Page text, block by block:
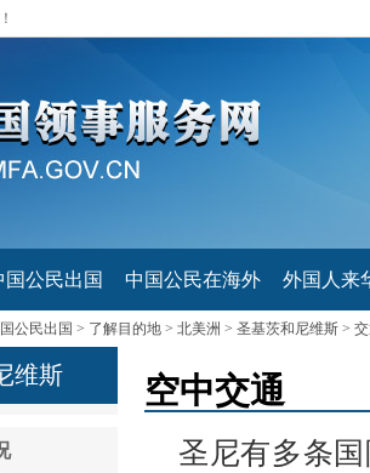
国公民出国 中国公民在海外 外国人来
公民出国 > 了解目的地 > 北美洲 > 圣基茨和尼维斯 >
维斯 空中交通
圣尼有多条